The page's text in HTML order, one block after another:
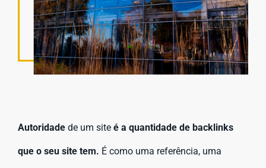
Autoridade de um site é a quantidade de backlinks
que o seu site tem. É como uma referência, uma